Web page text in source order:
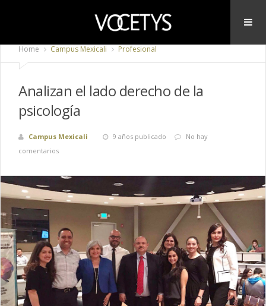
Home Campus Mexicali Profesional
Analizan el lado derecho de la
psicología
Campus Mexicali 9 años publicado
No hay
comentarios